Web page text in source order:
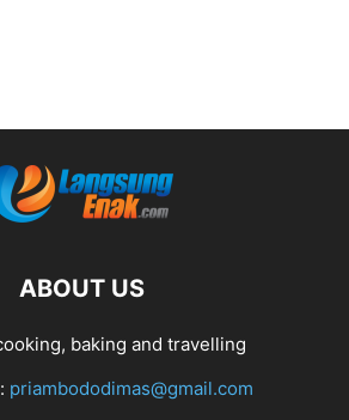
ABOUT US
baking and travelling
priambododimas@gmail.com